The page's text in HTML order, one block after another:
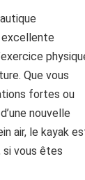
excellente
Que vous
fortes ou
nouvelle
air, le kayak
si vous êtes